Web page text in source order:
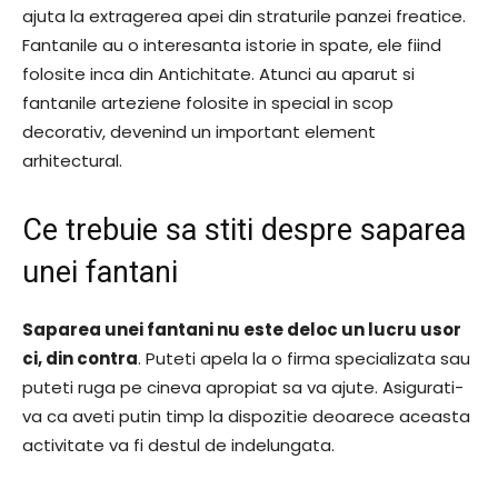
ajuta la extragerea apei din straturile panzei freatice.
Fantanile au o interesanta istorie in spate, ele fiind
folosite inca din Antichitate. Atunci au aparut si
fantanile arteziene folosite in special in scop
decorativ, devenind un important element
arhitectural.
Ce trebuie sa stiti despre saparea
unei fantani
Saparea unei fantani nu este deloc un lucru usor
ci, din contra. Puteti apela la o firma specializata sau
puteti ruga pe cineva apropiat sa va ajute. Asigurati-
va ca aveti putin timp la dispozitie deoarece aceasta
activitate va fi destul de indelungata.